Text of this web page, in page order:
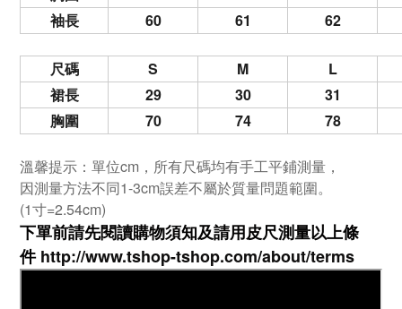
袖長
60 61 62
尺碼 S M
L
裙長
29 30
31
胸圍
70 74 78
溫馨提示：單位cm，所有尺碼均有手工平鋪測量，
因測量方法不同1-3cm誤差不屬於質量問題範圍。
(1寸=2.54cm)
下單前請先閱讀購物須知及請用皮尺測量以上條
件 http://www.tshop-tshop.com/about/terms